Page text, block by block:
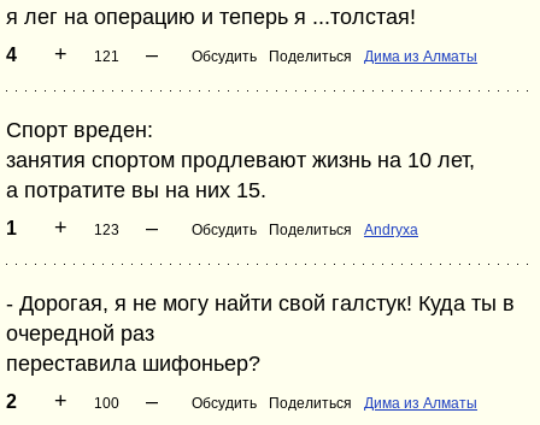
я лег на операцию и теперь я ...толстая!
4 + 121 – Обсудить Поделиться Дима из Алматы
Спорт вреден:
занятия спортом продлевают жизнь на 10 лет,
а потратите вы на них 15.
1 + 123 – Обсудить Поделиться Andryxa
- Дорогая, я не могу найти свой галстук! Куда ты в
очередной раз
переставила шифоньер?
2 + 100 – Обсудить Поделиться Дима из Алматы